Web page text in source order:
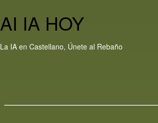
AI IA HOY
La IA en Castellano, Únete al Rebaño